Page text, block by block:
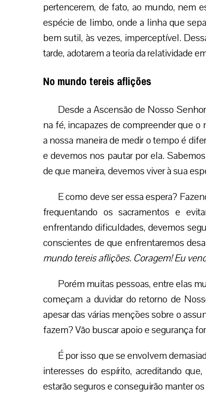
pertencerem, de fato, ao mundo, nem
espécie de limbo, onde a linha que
bem sutil, às vezes, imperceptível.
tarde, adotarem a teoria da relatividade
No mundo tereis aflições
Desde a Ascensão de Nosso
na fé, incapazes de compreender que
a nossa maneira de medir o tempo é
e devemos nos pautar por ela.
de que maneira, devemos viver à sua
E como deve ser essa espera?
frequentando os sacramentos e
enfrentando dificuldades, devemos
conscientes de que enfrentaremos
mundo tereis aflições. Coragem! Eu
Porém muitas pessoas, entre elas
começam a duvidar do retorno de
apesar das várias menções sobre o
fazem? Vão buscar apoio e segurança
É por isso que se envolvem
interesses do espírito, acreditando
estarão seguros e conseguirão manter